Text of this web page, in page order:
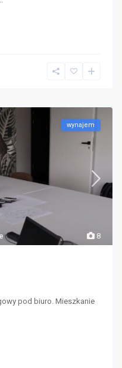
8
wynajem
pod biuro. Mieszkanie